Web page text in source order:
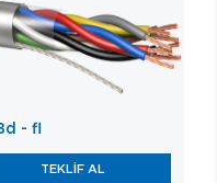
- fl
TEKLİF AL